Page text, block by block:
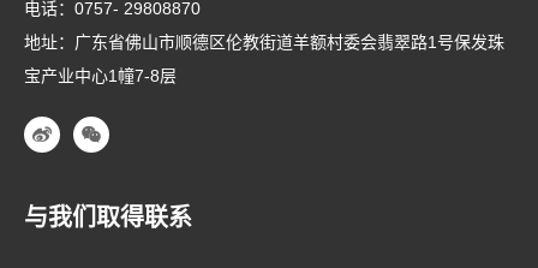
电话： 0757- 29808870
地址：广东省佛山市顺德区伦教街道羊额村委会翡翠路1号保发珠
宝产业中心1幢7-8层
与我们取得联系